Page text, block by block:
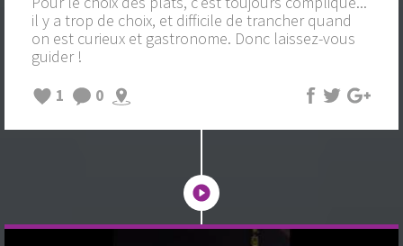
il y a trop de choix, et difficile de trancher quand
on est curieux et gastronome. Donc laissez-vous
guider !
1
0